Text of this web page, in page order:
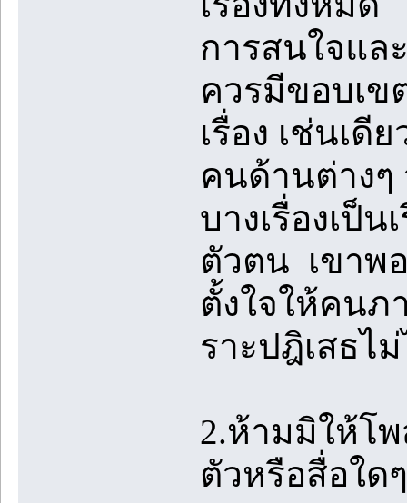
การสนใจแล
ควรมีขอบเข
เรื่อง เช่นเ
คนด้านต่างๆ
บางเรื่องเป็น
ตัวตน เขาพ
ตั้งใจให้คนภ
ราะปฎิเสธไ
2.ห้ามมิให้โ
ตัวหรือสื่อใด